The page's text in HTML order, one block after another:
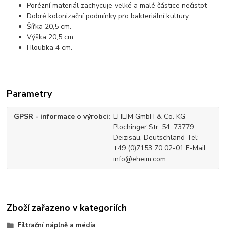
Porézní materiál zachycuje velké a malé částice nečistot
Dobré kolonizační podmínky pro bakteriální kultury
Šířka 20,5 cm.
Výška 20,5 cm.
Hloubka 4 cm.
Parametry
GPSR - informace o výrobci EHEIM GmbH & Co. KG
Plochinger Str. 54, 73779
Deizisau, Deutschland Tel:
+49 (0)7153 70 02-01 E-Mail:
info@eheim.com
Zboží zařazeno v kategoriích
Filtrační náplně a média